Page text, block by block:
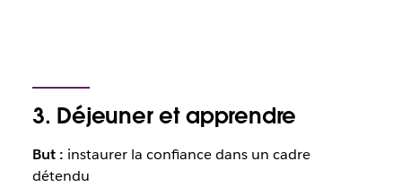
3. Déjeuner et apprendre
But : instaurer la confiance dans un cadre
détendu